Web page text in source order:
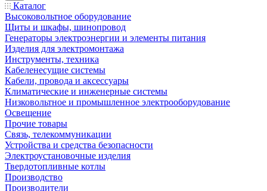
Каталог
Высоковольтное оборудование
Щиты и шкафы, шинопровод
Генераторы электроэнергии и элементы питания
Изделия для электромонтажа
Инструменты, техника
Кабеленесущие системы
Кабели, провода и аксессуары
Климатические и инженерные системы
Низковольтное и промышленное электрооборудование
Освещение
Прочие товары
Связь, телекоммуникации
Устройства и средства безопасности
Электроустановочные изделия
Твердотопливные котлы
Производство
Производители